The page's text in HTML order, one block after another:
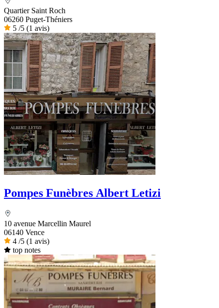
Quartier Saint Roch
06260 Puget-Théniers
5 /5 (1 avis)
Pompes Funèbres Albert Letizi
10 avenue Marcellin Maurel
06140 Vence
4 /5 (1 avis)
top notes